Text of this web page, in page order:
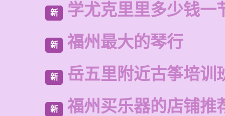
新 学尤克里里多少钱一
新 福州最大的琴行
新 岳五里附近古筝培训
新 福州买乐器的店铺推